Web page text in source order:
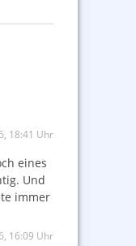
18:41 Uhr
eines
Und
immer
16:09 Uhr